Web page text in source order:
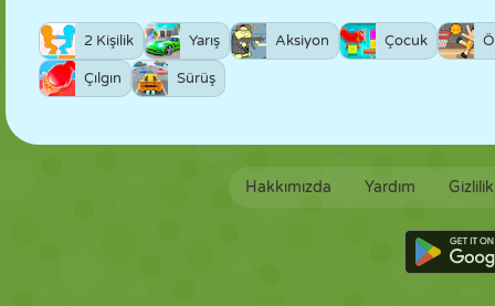
2 Kişilik Yarış Aksiyon Çocuk
Çılgın Sürüş
Hakkımızda Yardım